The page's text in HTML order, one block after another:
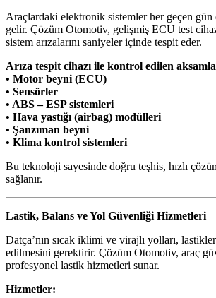
Araçlardaki elektronik sistemler her geçen gün
gelir. Çözüm Otomotiv, gelişmiş ECU test
sistem arızalarını saniyeler içinde tespit eder.
Arıza tespit cihazı ile kontrol edilen
• Motor beyni (ECU)
• Sensörler
• ABS – ESP sistemleri
• Hava yastığı (airbag) modülleri
• Şanzıman beyni
• Klima kontrol sistemleri
Bu teknoloji sayesinde doğru teşhis, hızlı
sağlanır.
Lastik, Balans ve Yol Güvenliği Hizmetleri
Datça’nın sıcak iklimi ve virajlı yolları,
edilmesini gerektirir. Çözüm Otomotiv, araç
profesyonel lastik hizmetleri sunar.
Hizmetler: